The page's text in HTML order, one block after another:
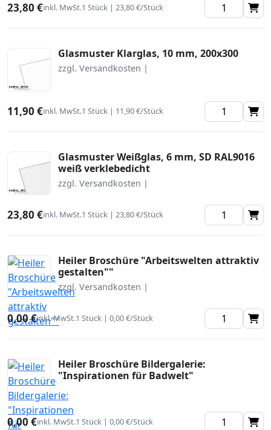
23,80 €inkl. MwSt.1 Stück | 23,80 €/Stück
Glasmuster Klarglas, 10 mm, 200x300
zzgl. Versandkosten |
11,90 €inkl. MwSt.1 Stück | 11,90 €/Stück
Glasmuster Weißglas, 6 mm, SD RAL9016
weiß verklebedicht
zzgl. Versandkosten |
23,80 €inkl. MwSt.1 Stück | 23,80 €/Stück
Heiler Broschüre "Arbeitswelten attraktiv
gestalten""
zzgl. Versandkosten |
0,00 €inkl. MwSt.1 Stück | 0,00 €/Stück
Heiler Broschüre Bildergalerie:
"Inspirationen für Badwelt"
0,00 €inkl. MwSt.1 Stück | 0,00 €/Stück